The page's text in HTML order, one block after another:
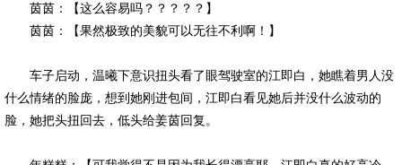
茵茵：【这么容易吗？？？？？】
茵茵：【果然极致的美貌可以无往不利啊！】
车子启动，温曦下意识扭头看了眼驾驶室的江即白，她瞧着男人没
什么情绪的脸庞，想到她刚进包间，江即白看见她后并没什么波动的
脸，她把头扭回去，低头给姜茵回复。